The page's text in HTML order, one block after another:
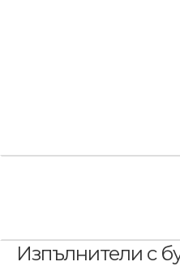
Изпълнители с